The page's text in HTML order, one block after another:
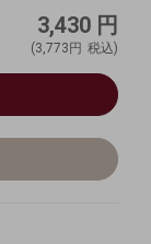
3,430 円
(3,773円 税込)